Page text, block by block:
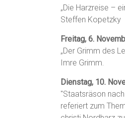
„Die Harzreise –
Steffen Kopetzky
Freitag, 6.
„Der Grimm des
Imre Grimm.
Dienstag, 10.
"Staatsräson
referiert zum